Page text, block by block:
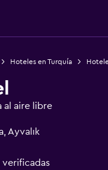
Hoteles en Turquía
al aire libre
Ayvalık